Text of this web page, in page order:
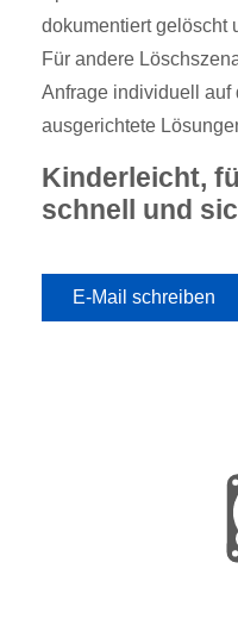
dokumentiert gelöscht
Für andere
Anfrage individuell
ausgerichtete
Kinderleicht,
schnell und
E-Mail schreiben